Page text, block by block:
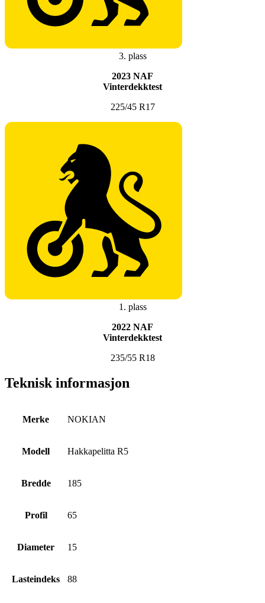
3. plass
2023 NAF
Vinterdekktest
225/45 R17
1. plass
2022 NAF
Vinterdekktest
235/55 R18
Teknisk informasjon
Merke NOKIAN
Modell Hakkapelitta R5
Bredde 185
Profil 65
Diameter 15
Lasteindeks 88